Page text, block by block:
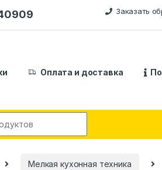
Заказать
Оплата и доставка
Мелкая кухонная техника